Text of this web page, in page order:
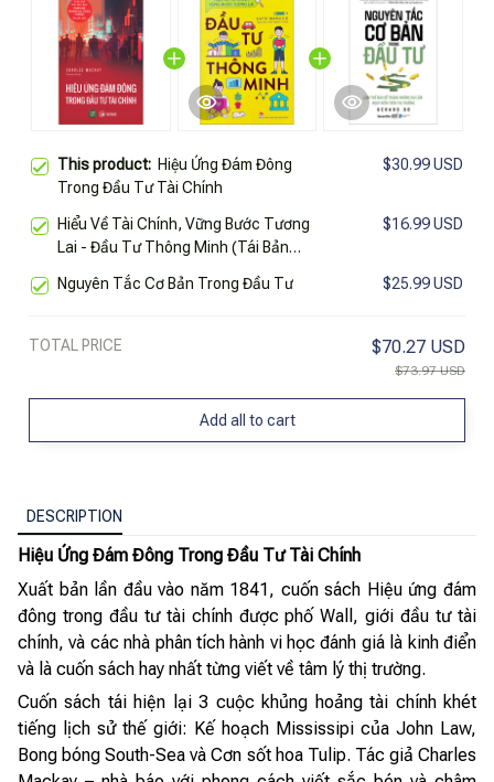
This product: Hiệu Ứng Đám Đông
Trong Đầu Tư Tài Chính
$30.99 USD
Hiểu Về Tài Chính, Vững Bước Tương
Lai - Đầu Tư Thông Minh (Tái Bản
$16.99 USD
Nguyên Tắc Cơ Bản Trong Đầu Tư $25.99 USD
TOTAL PRICE $70.27 USD
$73.97 USD
Add all to cart
DESCRIPTION
Hiệu Ứng Đám Đông Trong Đầu Tư Tài Chính
Xuất bản lần đầu vào năm 1841, cuốn sách Hiệu ứng đám
đông trong đầu tư tài chính được phố Wall, giới đầu tư tài
chính, và các nhà phân tích hành vi học đánh giá là kinh điển
và là cuốn sách hay nhất từng viết về tâm lý thị trường.
Cuốn sách tái hiện lại 3 cuộc khủng hoảng tài chính khét
tiếng lịch sử thế giới: Kế hoạch Mississipi của John Law,
Bong bóng South-Sea và Cơn sốt hoa Tulip. Tác giả Charles